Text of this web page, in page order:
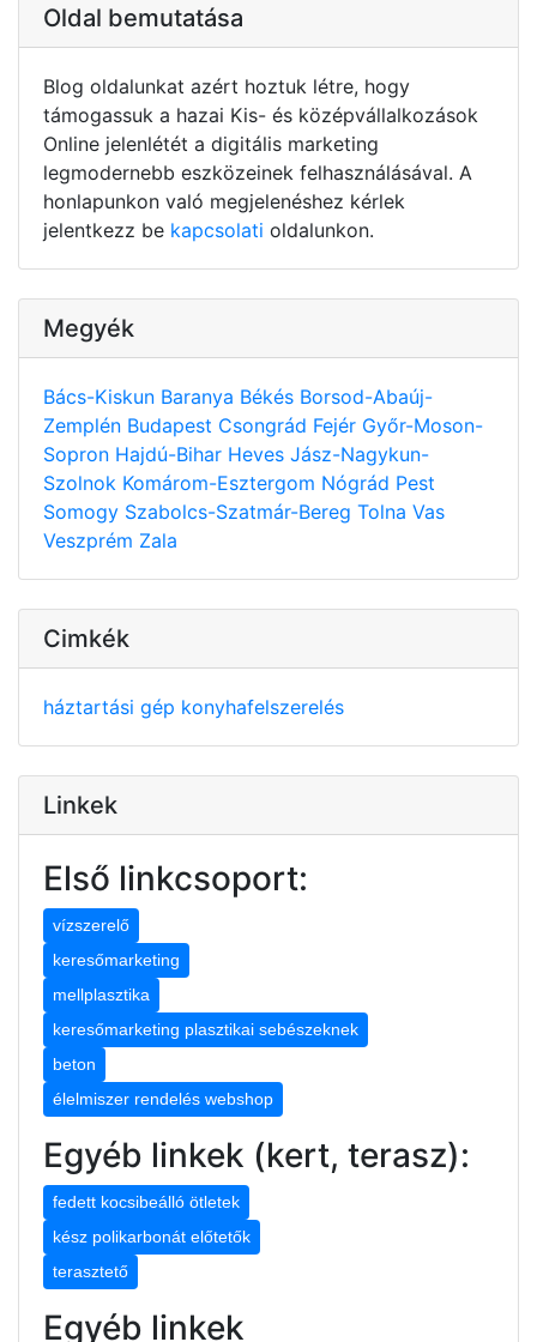
Oldal bemutatása
Blog oldalunkat azért hoztuk létre, hogy
támogassuk a hazai Kis- és középvállalkozások
Online jelenlétét a digitális marketing
legmodernebb eszközeinek felhasználásával. A
honlapunkon való megjelenéshez kérlek
jelentkezz be kapcsolati oldalunkon.
Megyék
Bács-Kiskun Baranya Békés Borsod-Abaúj-
Zemplén Budapest Csongrád Fejér Győr-Moson-
Sopron Hajdú-Bihar Heves Jász-Nagykun-
Szolnok Komárom-Esztergom Nógrád Pest
Somogy Szabolcs-Szatmár-Bereg Tolna Vas
Veszprém Zala
Cimkék
háztartási gép konyhafelszerelés
Linkek
Első linkcsoport:
vízszerelő
keresőmarketing
mellplasztika
keresőmarketing plasztikai sebészeknek
beton
élelmiszer rendelés webshop
Egyéb linkek (kert, terasz):
fedett kocsibeálló ötletek
kész polikarbonát előtetők
terasztető
Egyéb linkek